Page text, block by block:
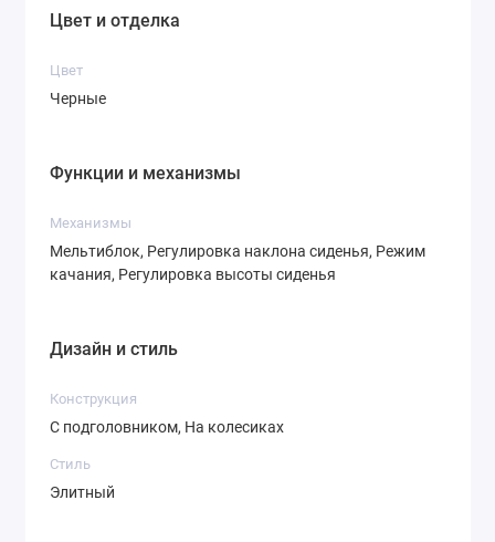
Цвет и отделка
Цвет
Черные
Функции и механизмы
Механизмы
Мельтиблок, Регулировка наклона сиденья, Режим
качания, Регулировка высоты сиденья
Дизайн и стиль
Конструкция
С подголовником, На колесиках
Стиль
Элитный